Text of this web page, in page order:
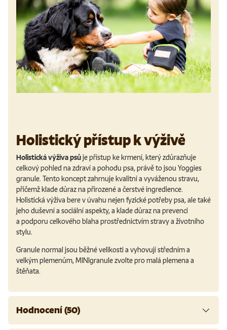
Holistický přístup k výživě
Holistická výživa psůje přístup ke krmení, který zdůrazňuje
celkový pohled na zdraví a pohodu psa, právě to jsou Yoggies
granule. Tento koncept zahrnuje kvalitní a vyváženou stravu,
přičemž klade důraz na přirozené a čerstvé ingredience.
Holistická výživa bere v úvahu nejen fyzické potřeby psa, ale také
jeho duševní a sociální aspekty, a klade důraz na prevenci
a podporu celkového blaha prostřednictvím stravy a životního
stylu.
Granule normal jsou běžné velikosti a vyhovují středním a
velkým plemenům, MINIgranule zvolte pro malá plemena a
štěňata.
Hodnocení (50)